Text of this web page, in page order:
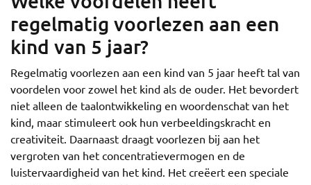
regelmatig voorlezen aan een
kind van 5 jaar?
Regelmatig voorlezen aan een kind van 5 jaar heeft tal van
voordelen voor zowel het kind als de ouder. Het bevordert
niet alleen de taalontwikkeling en woordenschat van het
kind, maar stimuleert ook hun verbeeldingskracht en
creativiteit. Daarnaast draagt voorlezen bij aan het
vergroten van het concentratievermogen en de
luistervaardigheid van het kind. Het creëert een speciale